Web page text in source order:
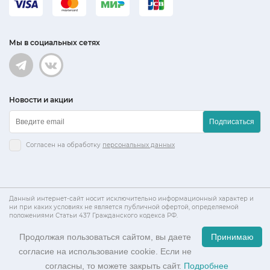
Нашли дешевле? Снизим цену!
Кухни
(831) 212 82 42
Мы в социальных сетях
Новости и акции
Подписаться
Согласен на обработку персональных данных
Данный интернет-сайт носит исключительно информационный характер и
ни при каких условиях не является публичной офертой, определяемой
положениями Статьи 437 Гражданского кодекса РФ.
Принимаю
Продолжая пользоваться сайтом, вы даете
согласие на использование cookie. Если не
согласны, то можете закрыть сайт. Подробнее